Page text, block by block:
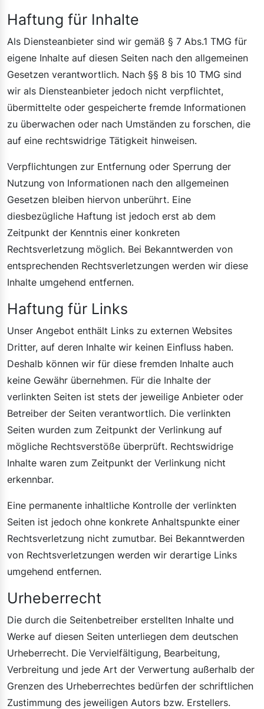
Haftung für Inhalte
Als Diensteanbieter sind wir gemäß § 7 Abs.1 TMG für
eigene Inhalte auf diesen Seiten nach den allgemeinen
Gesetzen verantwortlich. Nach §§ 8 bis 10 TMG sind
wir als Diensteanbieter jedoch nicht verpflichtet,
übermittelte oder gespeicherte fremde Informationen
zu überwachen oder nach Umständen zu forschen, die
auf eine rechtswidrige Tätigkeit hinweisen.
Verpflichtungen zur Entfernung oder Sperrung der
Nutzung von Informationen nach den allgemeinen
Gesetzen bleiben hiervon unberührt. Eine
diesbezügliche Haftung ist jedoch erst ab dem
Zeitpunkt der Kenntnis einer konkreten
Rechtsverletzung möglich. Bei Bekanntwerden von
entsprechenden Rechtsverletzungen werden wir diese
Inhalte umgehend entfernen.
Haftung für Links
Unser Angebot enthält Links zu externen Websites
Dritter, auf deren Inhalte wir keinen Einfluss haben.
Deshalb können wir für diese fremden Inhalte auch
keine Gewähr übernehmen. Für die Inhalte der
verlinkten Seiten ist stets der jeweilige Anbieter oder
Betreiber der Seiten verantwortlich. Die verlinkten
Seiten wurden zum Zeitpunkt der Verlinkung auf
mögliche Rechtsverstöße überprüft. Rechtswidrige
Inhalte waren zum Zeitpunkt der Verlinkung nicht
erkennbar.
Eine permanente inhaltliche Kontrolle der verlinkten
Seiten ist jedoch ohne konkrete Anhaltspunkte einer
Rechtsverletzung nicht zumutbar. Bei Bekanntwerden
von Rechtsverletzungen werden wir derartige Links
umgehend entfernen.
Urheberrecht
Die durch die Seitenbetreiber erstellten Inhalte und
Werke auf diesen Seiten unterliegen dem deutschen
Urheberrecht. Die Vervielfältigung, Bearbeitung,
Verbreitung und jede Art der Verwertung außerhalb der
Grenzen des Urheberrechtes bedürfen der schriftlichen
Zustimmung des jeweiligen Autors bzw. Erstellers.